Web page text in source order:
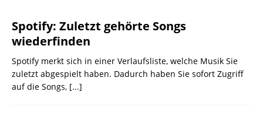
Spotify: Zuletzt gehörte Songs
wiederfinden
Spotify merkt sich in einer Verlaufsliste, welche Musik Sie
zuletzt abgespielt haben. Dadurch haben Sie sofort Zugriff
auf die Songs, [...]